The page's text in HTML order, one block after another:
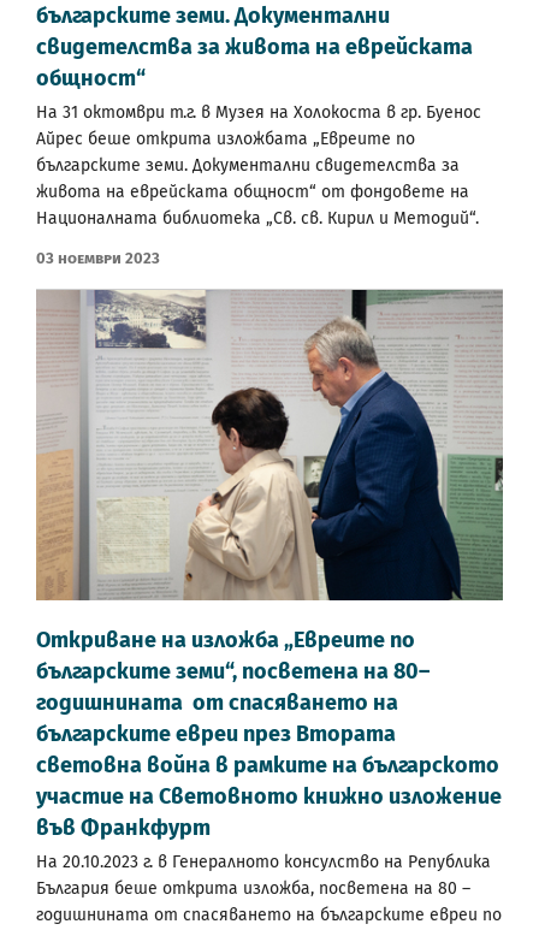
българските земи. Документални
свидетелства за живота на еврейската
общност“
На 31 октомври т.г. в Музея на Холокоста в гр. Буенос
Айрес беше открита изложбата „Евреите по
българските земи. Документални свидетелства за
живота на еврейската общност“ от фондовете на
Националната библиотека „Св. св. Кирил и Методий“.
03 Ноември 2023
Откриване на изложба „Евреите по
българските земи“, посветена на 80–
годишнината от спасяването на
българските евреи през Втората
световна война в рамките на българското
участие на Световното книжно изложение
във Франкфурт
На 20.10.2023 г. в Генералното консулство на Република
България беше открита изложба, посветена на 80 –
годишнината от спасяването на българските евреи по